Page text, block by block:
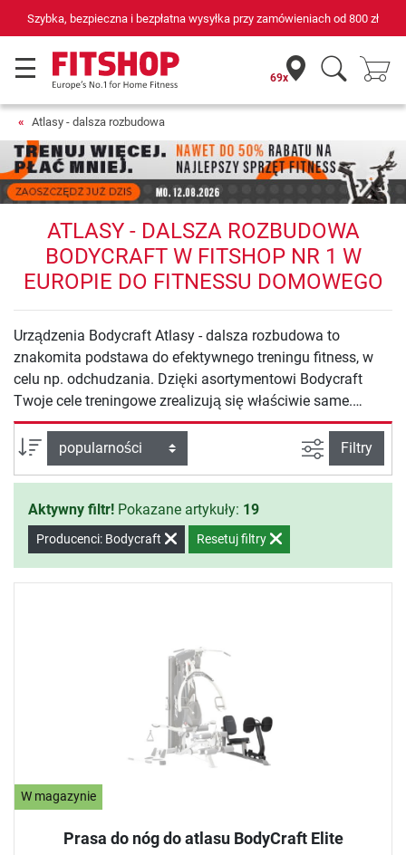
Szybka, bezpieczna i bezpłatna wysyłka przy zamówieniach od 800 zł
69x
Atlasy - dalsza rozbudowa
ATLASY - DALSZA ROZBUDOWA
BODYCRAFT W FITSHOP NR 1 W
EUROPIE DO FITNESSU DOMOWEGO
Urządzenia Bodycraft Atlasy - dalsza rozbudowa to
znakomita podstawa do efektywnego treningu fitness, w
celu np. odchudzania. Dzięki asortymentowi Bodycraft
Twoje cele treningowe zrealizują się właściwie same.
Wystarczy tylko podjąć decyzje o rozpoczęciu treningu.
sortuj wg:
Filtruj widok
Filtry
Aktywny filtr! Pokazane artykuły: 19
Producenci: Bodycraft Resetuj filtry
W magazynie
Prasa do nóg do atlasu BodyCraft Elite